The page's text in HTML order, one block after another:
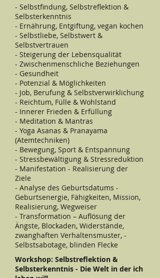
- Selbstfindung, Selbstreflektion &
Selbsterkenntnis
- Ernährung, Entgiftung, vegan kochen
- Selbstliebe, Selbstwert &
Selbstvertrauen
- Steigerung der Lebensqualität
- Zwischenmenschliche Beziehungen
- Gesundheit
- Potenzial & Möglichkeiten
- Job, Berufung & Selbstverwirklichung
- Reichtum, Fülle & Wohlstand
- Innerer Frieden & Erfüllung
- Meditation & Mantras
- Yoga Asanas & Pranayama
(Atemtechniken)
- Bewegung, Sport & Entspannung
- Stressbewältigung & Stressreduktion
- Manifestation - Realisierung der
Ziele
- Analyse des Geburtsdatums -
Geburtsenergie, Fähigkeiten, Mission,
Realisierung, Wegweiser
- Transformation – Auflösung der
Ängste, Blockaden, Widerstände,
zwanghaften Verhaltensmuster, -
Selbstsabotage, blinden Flecke
Workshop: Selbstreflektion &
Selbsterkenntnis - Die Welt in der ich